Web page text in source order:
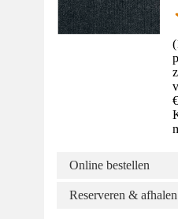
(
€
Online bestellen
Reserveren & afhalen